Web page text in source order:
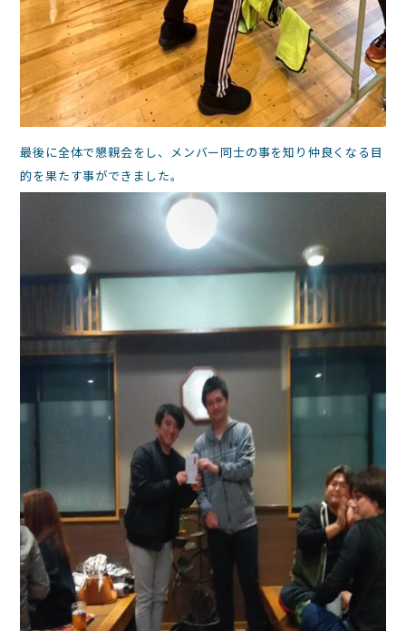
最後に全体で懇親会をし、メンバー同士の事を知り仲良くなる目
的を果たす事ができました。